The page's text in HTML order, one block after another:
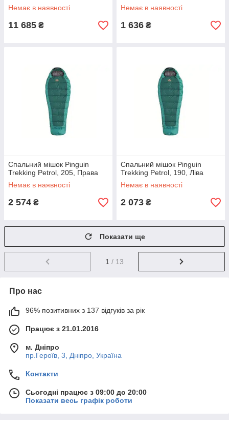
Немає в наявності
11 685 ₴
Немає в наявності
1 636 ₴
Спальний мішок Pinguin
Trekking Petrol, 205, Права
Немає в наявності
2 574 ₴
Спальний мішок Pinguin
Trekking Petrol, 190, Ліва
Немає в наявності
2 073 ₴
Показати ще
1 / 13
Про нас
96% позитивних з 137 відгуків за рік
Працює з 21.01.2016
м. Дніпро
пр.Героїв, 3, Дніпро, Україна
Контакти
Сьогодні працює з 09:00 до 20:00
Показати весь графік роботи